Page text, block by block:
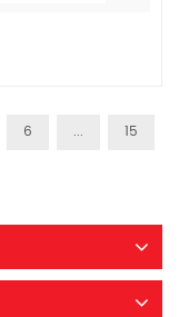
6 ... 15